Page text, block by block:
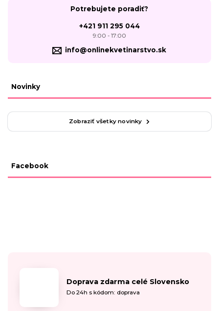
Potrebujete poradiť?
+421 911 295 044
9:00 - 17:00
info@onlinekvetinarstvo.sk
Novinky
Zobraziť všetky novinky
Facebook
Doprava zdarma celé Slovensko
Do 24h s kódom: doprava